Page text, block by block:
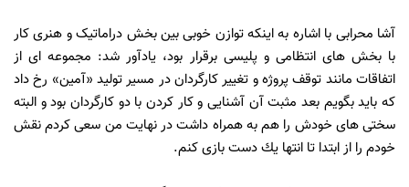
آشا محرابی با اشاره به اینکه توازن خوبی بین بخش دراماتیک و هنری کار
با بخش های انتظامی و پلیسی برقرار بود، یادآور شد: مجموعه ای از
اتفاقات مانند توقف پروژه و تغییر کارگردان در مسیر تولید «آمین» رخ داد
که باید بگویم بعد مثبت آن آشنایی و كار كردن با دو كارگردان بود و البته
سختی های خودش را هم به همراه داشت در نهایت من سعی كردم نقش
خودم را از ابتدا تا انتها یك دست بازی كنم.